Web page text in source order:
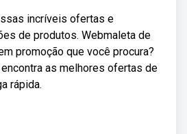
incríveis ofertas e
de produtos. Webmaleta de
promoção que você procura?
as melhores ofertas de
rápida.